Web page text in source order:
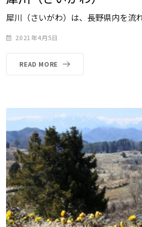
犀川（さいがわ）は、長野県内を流
2021年4月5日
READ MORE